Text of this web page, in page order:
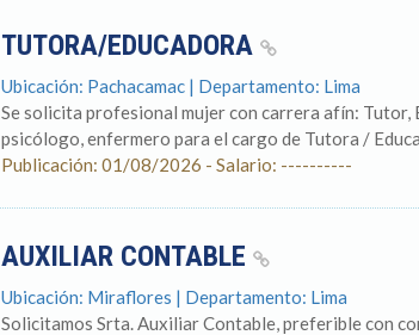
TUTORA/EDUCADORA
Ubicación: Pachacamac | Departamento: Lima
Se solicita profesional mujer con carrera afín:
psicólogo, enfermero para el cargo de Tutora /
Publicación: 01/08/2026 - Salario: ----------
AUXILIAR CONTABLE
Ubicación: Miraflores | Departamento: Lima
Solicitamos Srta. Auxiliar Contable, preferible con